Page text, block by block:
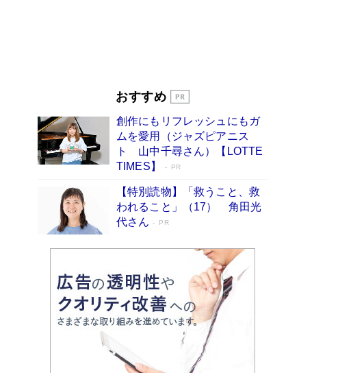
らも文庫化 映画化された直木賞受賞作もランク
皇室はなぜ世界から尊敬されているのか？ 「天
皇陛下はお元気でおられるか」がサウジ国王の第
一声になる理由
Book Bang
おすすめ
創作にもリフレッシュにもガ
ムを愛用（ジャズピアニス
ト 山中千尋さん）【LOTTE
TIMES】
PR
【特別読物】「救うこと、救
われること」（17） 角田光
代さん
PR